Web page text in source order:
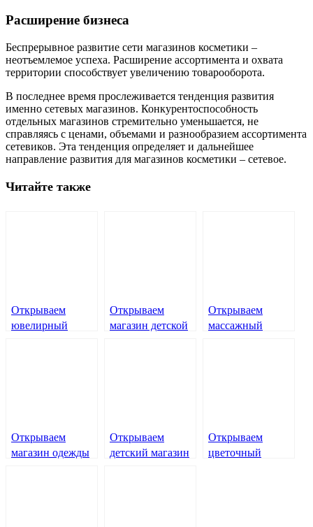
Расширение бизнеса
Беспрерывное развитие сети магазинов косметики –
неотъемлемое успеха. Расширение ассортимента и охвата
территории способствует увеличению товарооборота.
В последнее время прослеживается тенденция развития
именно сетевых магазинов. Конкурентоспособность
отдельных магазинов стремительно уменьшается, не
справляясь с ценами, объемами и разнообразием ассортимента
сетевиков. Эта тенденция определяет и дальнейшее
направление развития для магазинов косметики – сетевое.
Читайте также
Открываем
ювелирный
Открываем
магазин детской
Открываем
массажный
Открываем
магазин одежды
Открываем
детский магазин
Открываем
цветочный